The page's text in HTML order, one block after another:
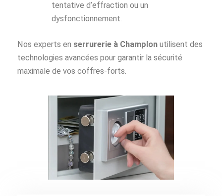
tentative d’effraction ou un
dysfonctionnement.
Nos experts en serrurerie à Champlon utilisent des
technologies avancées pour garantir la sécurité
maximale de vos coffres-forts.